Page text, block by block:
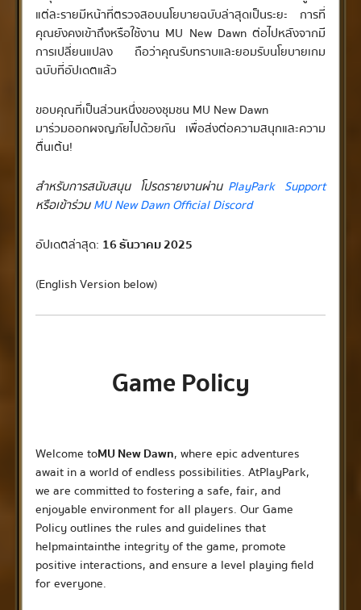
แต่ละรายมีหน้าที่ตรวจสอบนโยบายฉบับล่าสุดเป็นระยะ การที่
คุณยังคงเข้าถึงหรือใช้งาน MU New Dawn ต่อไปหลังจากมี
การเปลี่ยนแปลง ถือว่าคุณรับทราบและยอมรับนโยบายเกม
ฉบับที่อัปเดตแล้ว
ขอบคุณที่เป็นส่วนหนึ่งของชุมชน MU New Dawn
มาร่วมออกผจญภัยไปด้วยกัน เพื่อส่งต่อความสนุกและความ
ตื่นเต้น!
สำหรับการสนับสนุน โปรดรายงานผ่านPlayPark Support
หรือเข้าร่วมMU New Dawn Official Discord
อัปเดตล่าสุด: 16 ธันวาคม 2025
(English Version below)
Game Policy
Welcome toMU New Dawn, where epic adventures
await in a world of endless possibilities. At PlayPark,
we are committed to fostering a safe, fair, and
enjoyable environment for all players. Our Game
Policy outlines the rules and guidelines that
help maintain the integrity of the game, promote
positive interactions, and ensure a level playing field
for everyone.